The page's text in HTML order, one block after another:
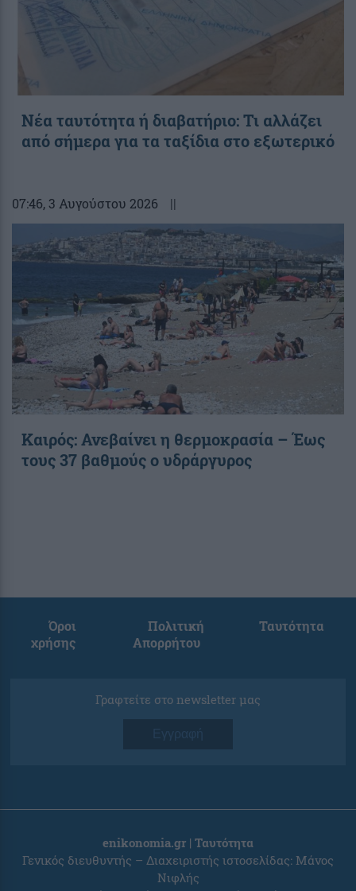
Νέα ταυτότητα ή διαβατήριο: Τι αλλάζει
από σήμερα για τα ταξίδια στο εξωτερικό
07:46, 3 Αυγούστου 2026 ||
Καιρός: Ανεβαίνει η θερμοκρασία – Έως
τους 37 βαθμούς ο υδράργυρος
Όροι
χρήσης
Πολιτική
Απορρήτου
Ταυτότητα
Γραφτείτε στο newsletter μας
Εγγραφή
enikonomia.gr | Ταυτότητα
Γενικός διευθυντής – Διαχειριστής ιστοσελίδας: Μάνος
Νιφλής